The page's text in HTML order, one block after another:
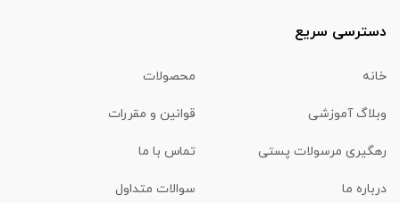
دسترسی سریع
خانه محصولات
وبلاگ آموزشی قوانین و مقررات
رهگیری مرسولات پستی تماس با ما
درباره ما سوالات متداول